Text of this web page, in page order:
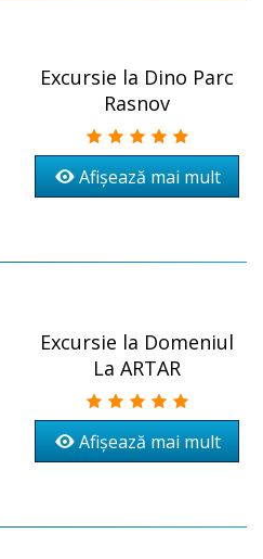
Excursie la Dino Parc
Rasnov
Afișează mai mult
Excursie la Domeniul
La ARTAR
Afișează mai mult